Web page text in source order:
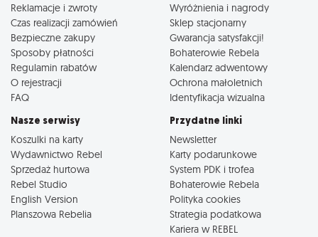
Reklamacje i zwroty
Czas realizacji zamówień
Bezpieczne zakupy
Sposoby płatności
Regulamin rabatów
O rejestracji
FAQ
Wyróżnienia i nagrody
Sklep stacjonarny
Gwarancja satysfakcji!
Bohaterowie Rebela
Kalendarz adwentowy
Ochrona małoletnich
Identyfikacja wizualna
Nasze serwisy
Koszulki na karty
Wydawnictwo Rebel
Sprzedaż hurtowa
Rebel Studio
English Version
Planszowa Rebelia
Przydatne linki
Newsletter
Karty podarunkowe
System PDK i trofea
Bohaterowie Rebela
Polityka cookies
Strategia podatkowa
Kariera w REBEL